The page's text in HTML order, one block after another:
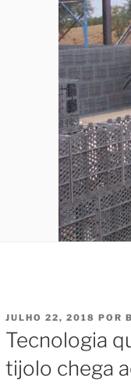
PUBLICADO
EM
JULHO 22, 2018 POR
Tecnologia
tijolo chega